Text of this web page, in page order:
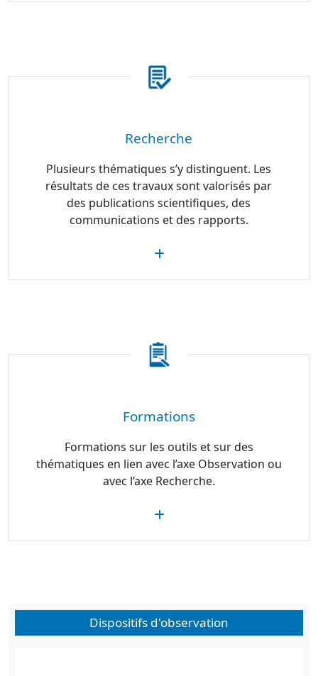
Recherche
Plusieurs thématiques s’y distinguent. Les
résultats de ces travaux sont valorisés par
des publications scientifiques, des
communications et des rapports.
Formations
Formations sur les outils et sur des
thématiques en lien avec l’axe Observation ou
avec l’axe Recherche.
Dispositifs d'observation